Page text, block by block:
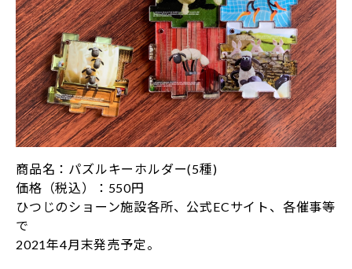
商品名：パズルキーホルダー(5種)
価格（税込）：550円
ひつじのショーン施設各所、公式ECサイト、各催事等
で
2021年4月末発売予定。